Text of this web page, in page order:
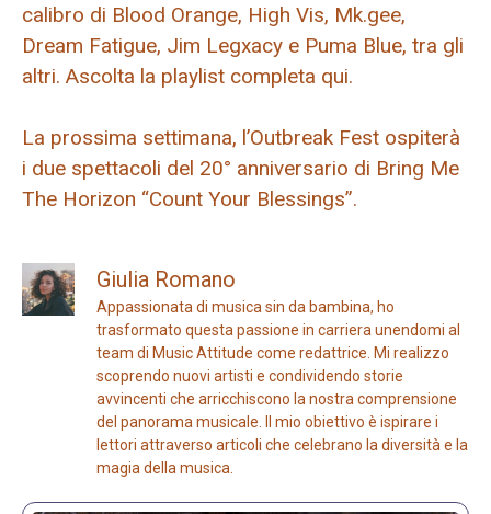
calibro di Blood Orange, High Vis, Mk.gee,
Dream Fatigue, Jim Legxacy e Puma Blue, tra gli
altri. Ascolta la playlist completa qui.
La prossima settimana, l’Outbreak Fest ospiterà
i due spettacoli del 20° anniversario di Bring Me
The Horizon “Count Your Blessings”.
Giulia Romano
Appassionata di musica sin da bambina, ho
trasformato questa passione in carriera unendomi al
team di Music Attitude come redattrice. Mi realizzo
scoprendo nuovi artisti e condividendo storie
avvincenti che arricchiscono la nostra comprensione
del panorama musicale. Il mio obiettivo è ispirare i
lettori attraverso articoli che celebrano la diversità e la
magia della musica.